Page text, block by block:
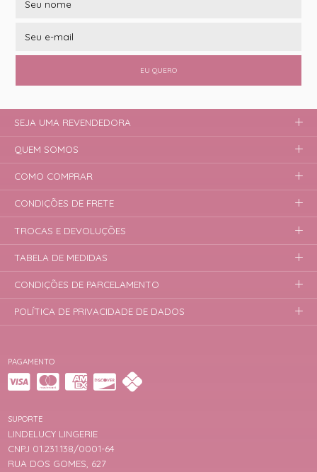
EU QUERO
PAGAMENTO
SUPORTE
LINDELUCY LINGERIE
CNPJ 01.231.138/0001-64
RUA DOS GOMES, 627
SEJA UMA REVENDEDORA
QUEM SOMOS
COMO COMPRAR
CONDIÇÕES DE FRETE
TROCAS E DEVOLUÇÕES
TABELA DE MEDIDAS
CONDIÇÕES DE PARCELAMENTO
POLÍTICA DE PRIVACIDADE DE DADOS